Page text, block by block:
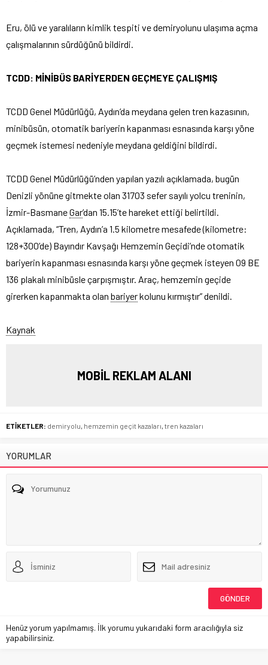
Eru, ölü ve yaralıların kimlik tespiti ve demiryolunu ulaşıma açma
çalışmalarının sürdüğünü bildirdi.
TCDD: MİNİBÜS BARİYERDEN GEÇMEYE ÇALIŞMIŞ
TCDD Genel Müdürlüğü, Aydın’da meydana gelen tren kazasının,
minibüsün, otomatik bariyerin kapanması esnasında karşı yöne
geçmek istemesi nedeniyle meydana geldiğini bildirdi.
TCDD Genel Müdürlüğü’nden yapılan yazılı açıklamada, bugün
Denizli yönüne gitmekte olan 31703 sefer sayılı yolcu treninin,
İzmir-BasmaneGar’dan 15.15’te hareket ettiği belirtildi.
Açıklamada, “Tren, Aydın’a 1.5 kilometre mesafede (kilometre:
128+300’de) Bayındır Kavşağı Hemzemin Geçidi’nde otomatik
bariyerin kapanması esnasında karşı yöne geçmek isteyen 09 BE
136 plakalı minibüsle çarpışmıştır. Araç, hemzemin geçide
girerken kapanmakta olan bariyerkolunu kırmıştır” denildi.
Kaynak
MOBİL REKLAM ALANI
ETİKETLER: demiryolu hemzemin geçit kazaları tren kazaları
YORUMLAR
Henüz yorum yapılmamış. İlk yorumu yukarıdaki form aracılığıyla siz
yapabilirsiniz.